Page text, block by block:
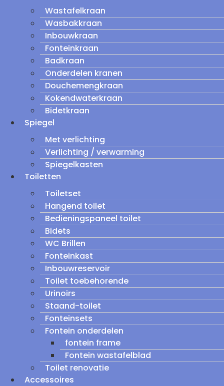
Wastafelkraan
Wasbakkraan
Inbouwkraan
Fonteinkraan
Badkraan
Onderdelen kranen
Douchemengkraan
Kokendwaterkraan
Bidetkraan
Spiegel
Met verlichting
Verlichting / verwarming
Spiegelkasten
Toiletten
Toiletset
Hangend toilet
Bedieningspaneel toilet
Bidets
WC Brillen
Fonteinkast
Inbouwreservoir
Toilet toebehorende
Urinoirs
Staand-toilet
Fonteinsets
Fontein onderdelen
fontein frame
Fontein wastafelblad
Toilet renovatie
Accessoires